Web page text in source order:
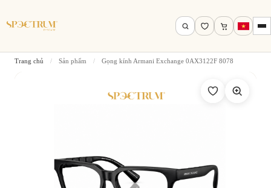
Tìm theo tên, mã gọng, thương hiệu…
Trang chủ / Sản phẩm / Gọng kính Armani Exchange 0AX3122F 8078